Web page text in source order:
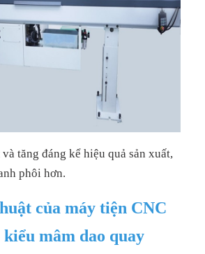
tăng đáng kể hiệu quả sản xuất,
phôi hơn.
của máy tiện CNC
mâm dao quay